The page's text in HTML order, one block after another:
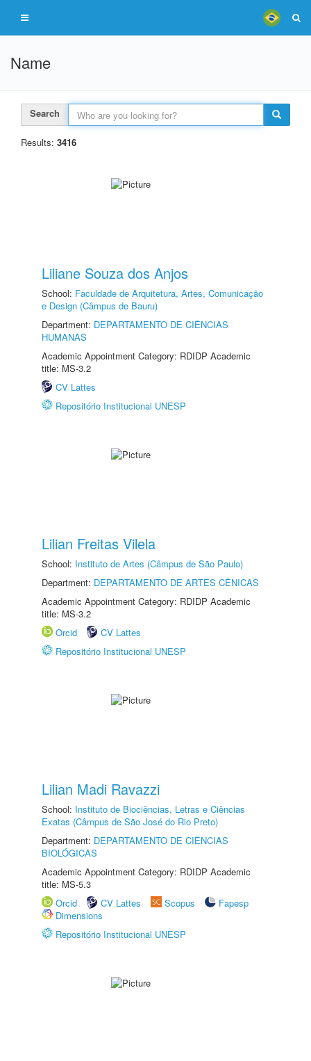
Name
Search
Results: 3416
Liliane Souza dos Anjos
School: Faculdade de Arquitetura, Artes, Comunicação
e Design (Câmpus de Bauru)
Department: DEPARTAMENTO DE CIÊNCIAS
HUMANAS
Academic Appointment Category: RDIDP Academic
title: MS-3.2
CV Lattes
Repositório Institucional UNESP
Lilian Freitas Vilela
School: Instituto de Artes (Câmpus de São Paulo)
Department: DEPARTAMENTO DE ARTES CÊNICAS
Academic Appointment Category: RDIDP Academic
title: MS-3.2
Orcid
CV Lattes
Repositório Institucional UNESP
Lilian Madi Ravazzi
School: Instituto de Biociências, Letras e Ciências
Exatas (Câmpus de São José do Rio Preto)
Department: DEPARTAMENTO DE CIÊNCIAS
BIOLÓGICAS
Academic Appointment Category: RDIDP Academic
title: MS-5.3
Orcid
CV Lattes Scopus
Fapesp
Dimensions
Repositório Institucional UNESP